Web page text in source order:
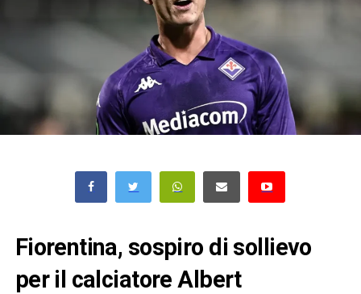
Fiorentina, sospiro di sollievo
per il calciatore Albert